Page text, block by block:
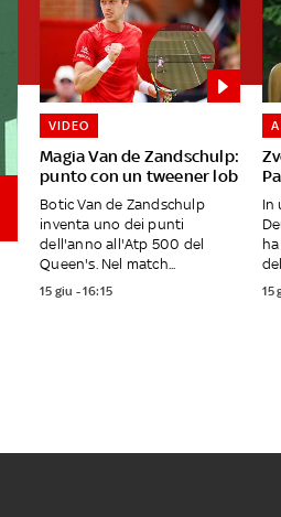
Magia Van de Zandschulp:
punto con un tweener lob
VIDEO
Botic Van de Zandschulp
inventa uno dei punti
dell'anno all'Atp 500 del
Queen's. Nel match...
15 giu - 16:15
In
15